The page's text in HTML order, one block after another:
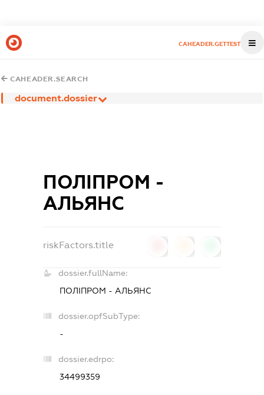
CAHEADER.GETTEST
CAHEADER.SEARCH
document.dossier
ПОЛІПРОМ -
АЛЬЯНС
riskFactors.title
dossier.fullName:
ПОЛІПРОМ - АЛЬЯНС
dossier.opfSubType:
-
dossier.edrpo:
34499359